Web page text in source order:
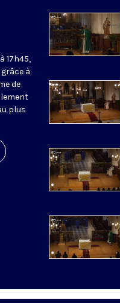
17h45,
à
de
plus